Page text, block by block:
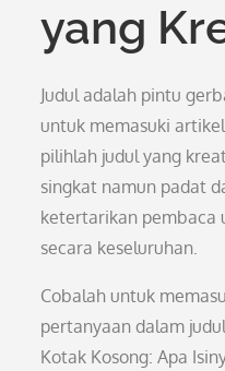
yang
Judul adalah pintu
untuk memasuki
pilihlah judul yang
singkat namun padat
ketertarikan pembaca
secara keseluruhan.
Cobalah untuk
pertanyaan dalam
Kotak Kosong: Apa